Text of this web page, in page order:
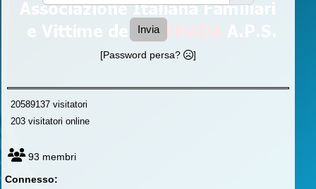
Invia
[Password persa? ]
20589137 visitatori
203 visitatori online
93 membri
Connesso: